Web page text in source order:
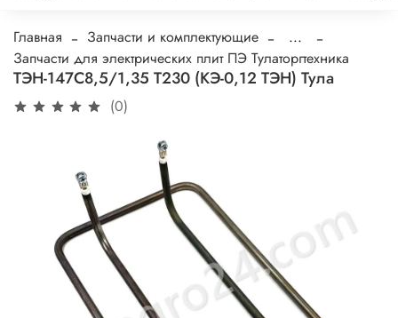
Главная Запчасти и комплектующие
...
Запчасти для электрических плит ПЭ Тулаторгтехника
ТЭН-147С8,5/1,35 Т230 (КЭ-0,12 ТЭН) Тула
(0)